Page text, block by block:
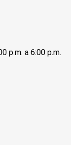
p.m. a 6:00 p.m.